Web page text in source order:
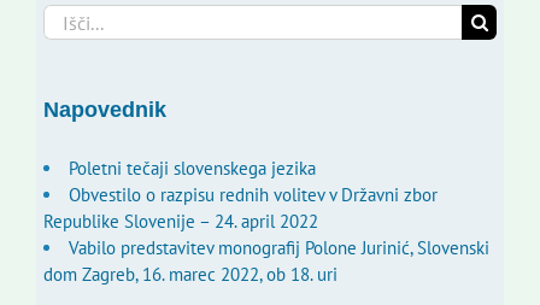
Search
for:
Napovednik
Poletni tečaji slovenskega jezika
Obvestilo o razpisu rednih volitev v Državni zbor
Republike Slovenije – 24. april 2022
Vabilo predstavitev monografij Polone Jurinić, Slovenski
dom Zagreb, 16. marec 2022, ob 18. uri